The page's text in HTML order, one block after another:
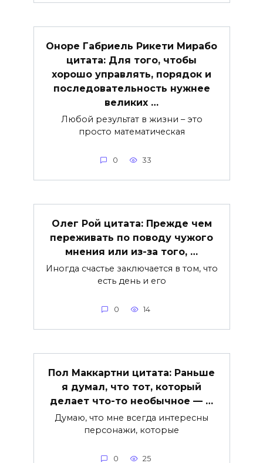
Оноре Габриель Рикети Мирабо
цитата: Для того, чтобы
хорошо управлять, порядок и
последовательность нужнее
великих …
Любой результат в жизни – это
просто математическая
0 33
Олег Рой цитата: Прежде чем
переживать по поводу чужого
мнения или из-за того, …
Иногда счастье заключается в том, что
есть день и его
0 14
Пол Маккартни цитата: Раньше
я думал, что тот, который
делает что-то необычное — …
Думаю, что мне всегда интересны
персонажи, которые
0 25